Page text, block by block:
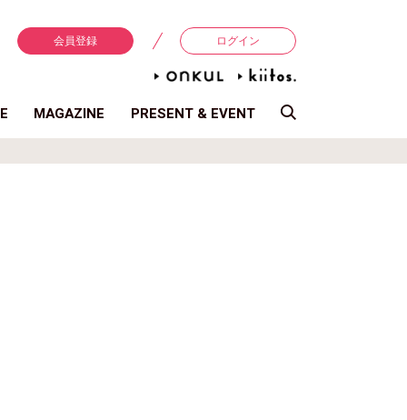
会員登録 ログイン
MAGAZINE PRESENT & EVENT